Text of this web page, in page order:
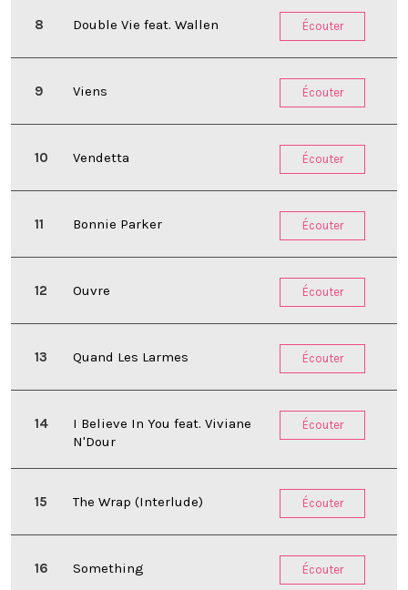
Écouter
Double Vie feat. Wallen
Écouter
Viens
Écouter
Vendetta
Écouter
Bonnie Parker
Écouter
Ouvre
Écouter
Quand Les Larmes
Écouter
I Believe In You feat. Viviane
N'Dour
Écouter
The Wrap (Interlude)
Écouter
Something